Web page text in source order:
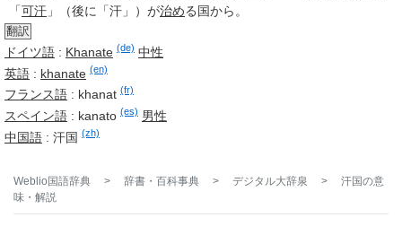
「可汗 」（後に「汗」）が治める国から。
翻訳
ドイツ語 : Khanate (de) 中性
英語 : khanate (en)
フランス語 : khanat (fr)
スペイン語 : kanato (es) 男性
中国語 : 汗国 (zh)
Weblio国語辞典 > 辞書・百科事典 > デジタル大辞泉 > 汗国の意
味・解説